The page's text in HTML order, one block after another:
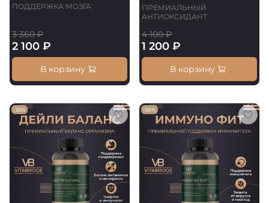
ПОДДЕРЖКА МОЗГА
3 360 ₽
2 100 ₽
В корзину
ПРЕМИАЛЬНЫЙ
АНТИОКСИДАНТ
4 100 ₽
1 200 ₽
В корзину
-36% -38%